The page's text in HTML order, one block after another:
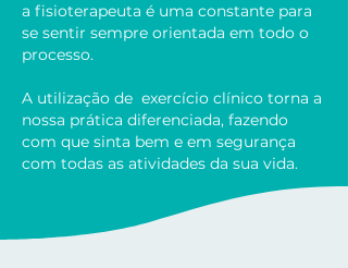
a fisioterapeuta é uma constante para
se sentir sempre orientada em todo o
processo.
A utilização de exercício clínico torna a
nossa prática diferenciada, fazendo
com que sinta bem e em segurança
com todas as atividades da sua vida.